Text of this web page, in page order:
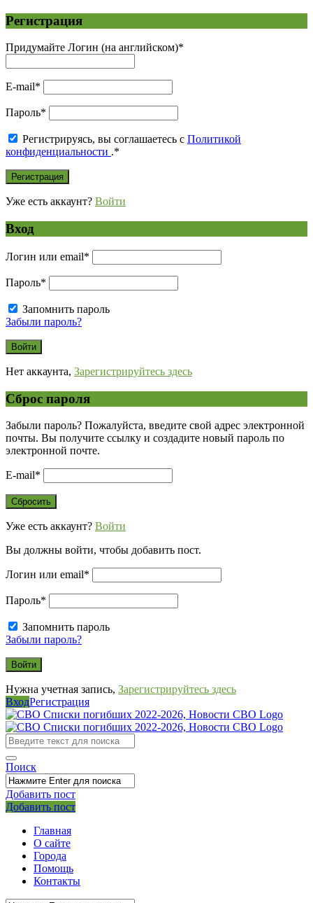
Регистрация
Придумайте Логин (на английском)*
E-mail*
Пароль*
Регистрируясь, вы соглашаетесь с Политикой
конфиденциальности .*
Уже есть аккаунт? Войти
Вход
Логин или email*
Пароль*
Запомнить пароль
Забыли пароль?
Нет аккаунта, Зарегистрируйтесь здесь
Сброс пароля
Забыли пароль? Пожалуйста, введите свой адрес электронной
почты. Вы получите ссылку и создадите новый пароль по
электронной почте.
E-mail*
Уже есть аккаунт? Войти
Вы должны войти, чтобы добавить пост.
Логин или email*
Пароль*
Запомнить пароль
Забыли пароль?
Нужна учетная запись, Зарегистрируйтесь здесь
ВходРегистрация
СВО
Списки
погибших
2022-
2026,
Новости
СВО
Поиск
Добавить пост
Мобильное
меню
Выйти
Добавить пост
Главная
О сайте
Города
Помощь
Контакты